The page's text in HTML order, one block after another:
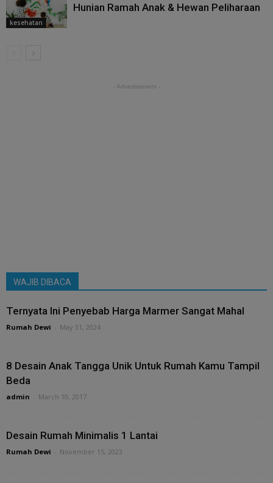
kesehatan
Hunian Ramah Anak & Hewan Peliharaan
- Advertisement -
WAJIB DIBACA
Ternyata Ini Penyebab Harga Marmer Sangat Mahal
Rumah Dewi May 31, 2024
8 Desain Anak Tangga Unik Untuk Rumah Kamu Tampil
Beda
admin March 10, 2017
Desain Rumah Minimalis 1 Lantai
Rumah Dewi November 15, 2023